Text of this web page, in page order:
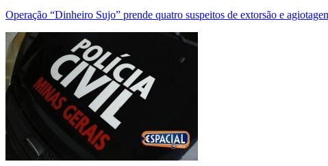
Operação “Dinheiro Sujo” prende quatro suspeitos de extorsão e